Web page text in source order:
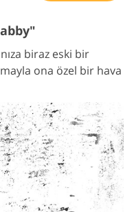
biraz eski bir
ona özel bir hava